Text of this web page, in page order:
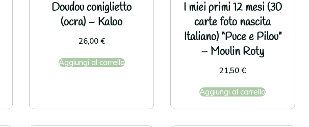
Doudou coniglietto
(ocra) – Kaloo
26,00 €
Aggiungi al carrello
I miei primi 12 mesi (30
carte foto nascita
Italiano) “Puce e Pilou”
– Moulin Roty
21,50€
Aggiungi al carrello